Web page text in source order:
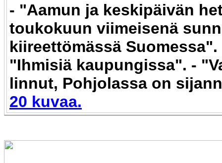
- "Aamun ja keskipäivän
toukokuun viimeisenä
kiireettömässä Suomessa".
"Ihmisiä kaupungissa". -
linnut, Pohjolassa on
20 kuvaa.